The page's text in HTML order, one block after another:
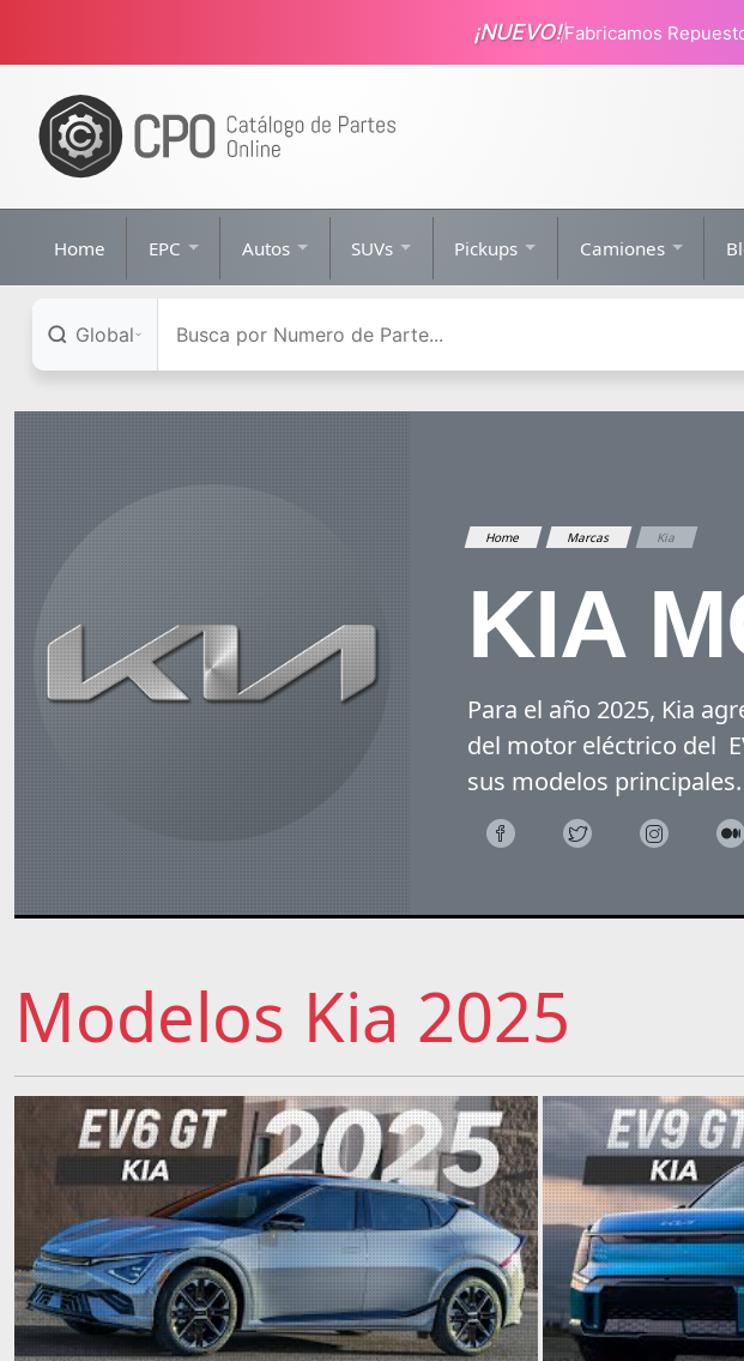
¡NUEVO!Fabricamos
Home EPC Autos SUVs Pickups Camiones
Global
Home Marcas Kia
KIA
Para el año 2025, Kia
del motor eléctrico del
sus modelos principales.
Modelos Kia 2025